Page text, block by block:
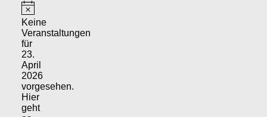
Veranstaltungen
für
23.
April
2026
Hinweis
Keine
Veranstaltungen
für
23.
April
2026
vorgesehen.
Hier
geht